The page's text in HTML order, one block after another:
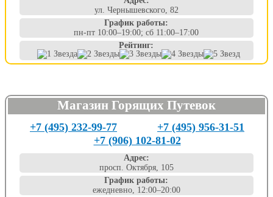
ул. Чернышевского, 82
График работы:
пн-пт 10:00–19:00; сб 11:00–17:00
Рейтинг:
Магазин Горящих Путевок
+7 (495) 232-99-77
+7 (495) 956-31-51
+7 (906) 102-81-02
Адрес:
просп. Октября, 105
График работы:
ежедневно, 12:00–20:00